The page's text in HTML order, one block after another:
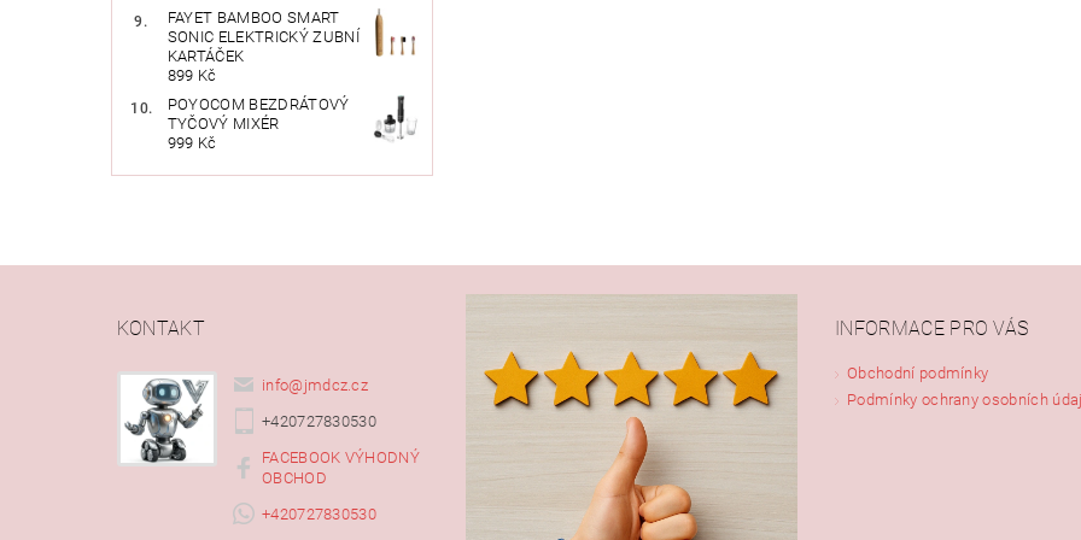
FAYET BAMBOO SMART
SONIC ELEKTRICKÝ ZUBNÍ
KARTÁČEK
899 Kč
POYOCOM BEZDRÁTOVÝ
TYČOVÝ MIXÉR
999 Kč
KONTAKT
info@ jmdcz.cz
+420727830530
FACEBOOK VÝHODNÝ
OBCHOD
+420727830530
INFORMACE PRO VÁS
Obchodní podmínky
Podmínky ochrany osobních